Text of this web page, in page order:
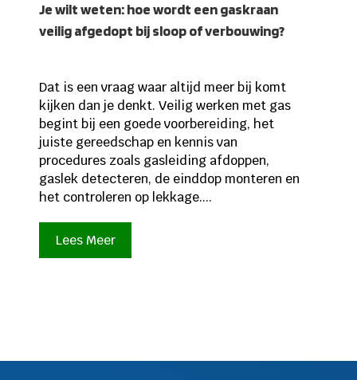
Je wilt weten: hoe wordt een gaskraan
veilig afgedopt bij sloop of verbouwing?
Dat is een vraag waar altijd meer bij komt
kijken dan je denkt. Veilig werken met gas
begint bij een goede voorbereiding, het
juiste gereedschap en kennis van
procedures zoals gasleiding afdoppen,
gaslek detecteren, de einddop monteren en
het controleren op lekkage....
Lees Meer